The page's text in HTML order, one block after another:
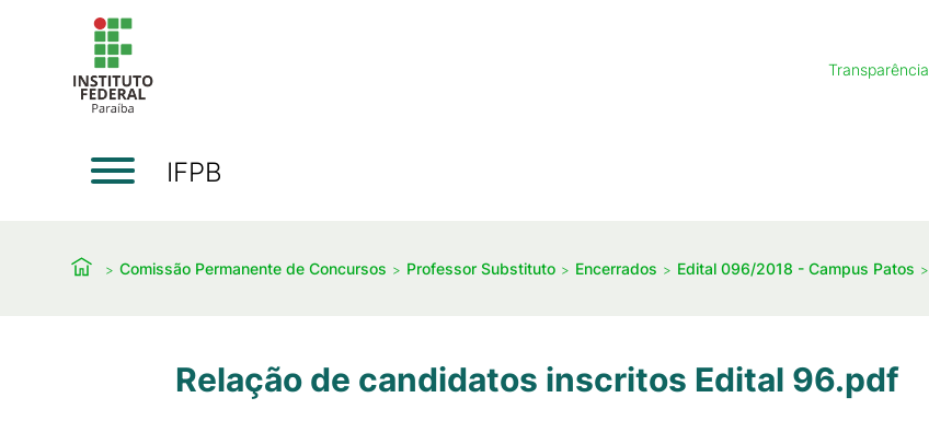
Transparência
IFPB
Comissão Permanente de Concursos Professor Substituto Encerrados Edital 096/2018 - Campus Patos
Relação de candidatos inscritos Edital 96.pdf